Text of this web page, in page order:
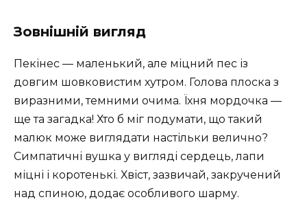
Зовнішній вигляд
Пекінес — маленький, але міцний пес із
довгим шовковистим хутром. Голова плоска з
виразними, темними очима. Їхня мордочка —
ще та загадка! Хто б міг подумати, що такий
малюк може виглядати настільки велично?
Симпатичні вушка у вигляді сердець, лапи
міцні і коротенькі. Хвіст, зазвичай, закручений
над спиною, додає особливого шарму.